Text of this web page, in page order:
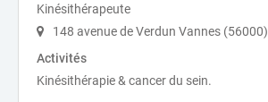
Kinésithérapeute
148 avenue de Verdun Vannes (56000)
Activités
Kinésithérapie & cancer du sein.